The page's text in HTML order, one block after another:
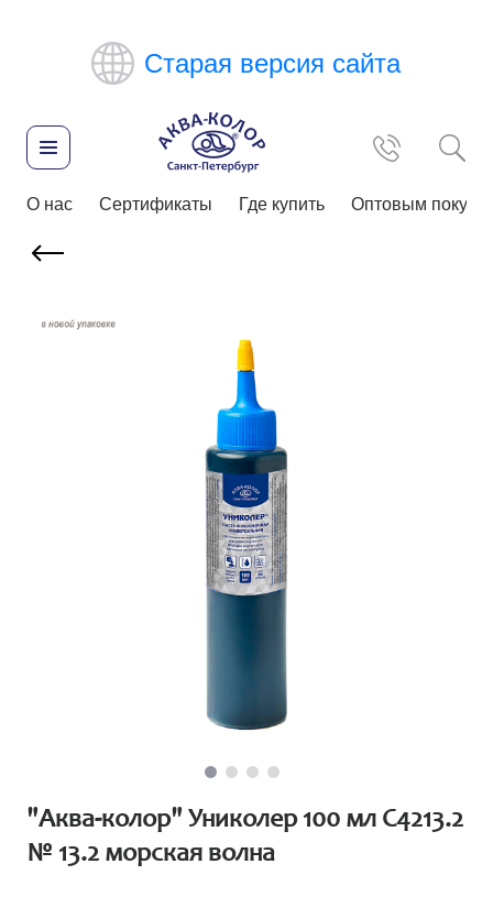
Старая версия сайта
О нас Сертификаты Где купить Оптовым
"Аква-колор" Униколер 100 мл С4213.2
№ 13.2 морская волна